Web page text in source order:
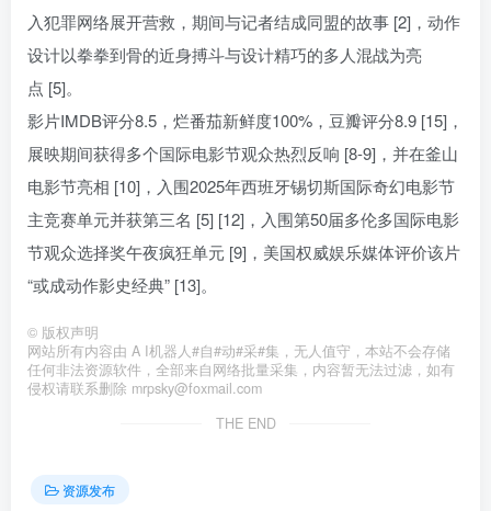
入犯罪网络展开营救，期间与记者结成同盟的故事 [2]，动作
设计以拳拳到骨的近身搏斗与设计精巧的多人混战为亮
点 [5]。
影片IMDB评分8.5，烂番茄新鲜度100%，豆瓣评分8.9 [15]，
展映期间获得多个国际电影节观众热烈反响 [8-9]，并在釜山
电影节亮相 [10]，入围2025年西班牙锡切斯国际奇幻电影节
主竞赛单元并获第三名 [5] [12]，入围第50届多伦多国际电影
节观众选择奖午夜疯狂单元 [9]，美国权威娱乐媒体评价该片
“或成动作影史经典” [13]。
© 版权声明
网站所有内容由 A I机器人#自#动#采#集，无人值守，本站不会存储
任何非法资源软件，全部来自网络批量采集，内容暂无法过滤，如有
侵权请联系删除 mrpsky@foxmail.com
THE END
资源发布